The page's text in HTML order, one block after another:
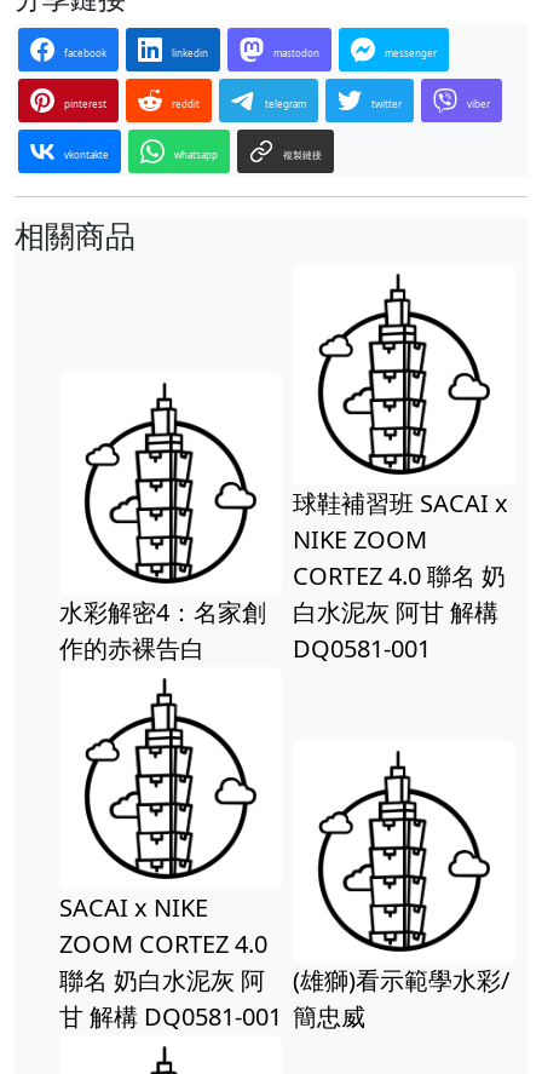
facebook linkedin mastodon messenger
pinterest reddit telegram twitter viber
vkontakte whatsapp 複製鏈接
相關商品
密4：名家創
裸告白
球鞋補習班 SACAI x
NIKE ZOOM
CORTEZ 4.0 聯名 奶
白水泥灰 阿甘 解構
DQ0581-001
x NIKE
CORTEZ 4.0
白水泥灰 阿
DQ0581-001
(雄獅)看示範學水彩/
簡忠威
人物畫
志的油
跟著義
彩：基
奧•利